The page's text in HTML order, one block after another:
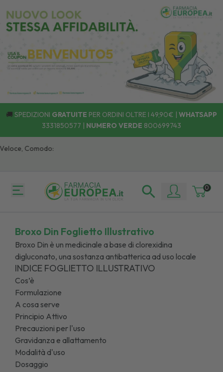
🚚 SPEDIZIONI GRATUITE PER ORDINI OLTRE I 49,90€ | WHATSAPP
3331850577 | NUMERO VERDE 800699743
Comodo:
0
Broxo Din Foglietto Illustrativo
Broxo Din è un medicinale a base di clorexidina
digluconato, una sostanza antibatterica ad uso locale
INDICE FOGLIETTO ILLUSTRATIVO
Cos’è
Formulazione
A cosa serve
Principio Attivo
Precauzioni per l'uso
Gravidanza e allattamento
Modalità d'uso
Dosaggio